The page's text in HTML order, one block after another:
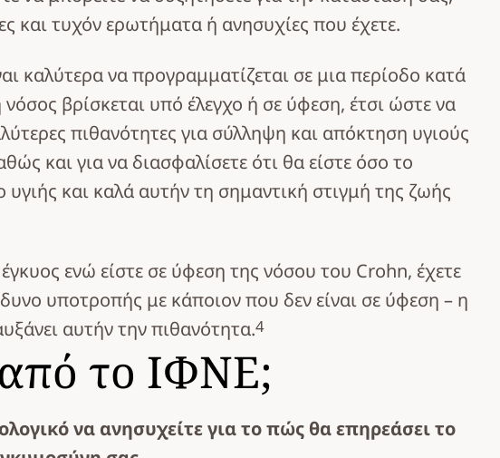
και τυχόν ερωτήματα ή ανησυχίες που έχετε.
καλύτερα να προγραμματίζεται σε μια περίοδο κατά
βρίσκεται υπό έλεγχο ή σε ύφεση, έτσι ώστε να
πιθανότητες για σύλληψη και απόκτηση υγιούς
και για να διασφαλίσετε ότι θα είστε όσο το
υγιής και καλά αυτήν τη σημαντική στιγμή της ζωής
έγκυος ενώ είστε σε ύφεση της νόσου του Crohn, έχετε
υποτροπής με κάποιον που δεν είναι σε ύφεση – η
αυτήν την πιθανότητα.4
το ΙΦΝΕ;
να ανησυχείτε για το πώς θα επηρεάσει το